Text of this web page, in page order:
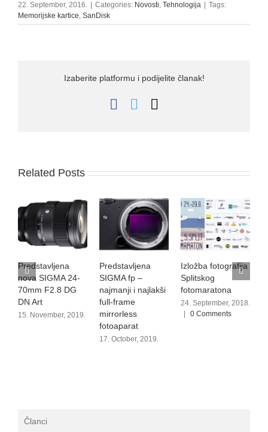
22. September, 2016. Categories: Novosti, Tehnologija
Tags:
Memorijske kartice, SanDisk
Izaberite platformu i podijelite članak!
Facebook
Twitter
Related Posts
Predstavljena
nova SIGMA 24-
70mm F2.8 DG
DN Art
15. November, 2019.
Predstavljena
SIGMA fp –
najmanji i najlakši
full-frame
mirrorless
fotoaparat
17. October, 2019.
Izložba fotografija
Splitskog
fotomaratona
24. September, 2018.
0 Comments
Članci